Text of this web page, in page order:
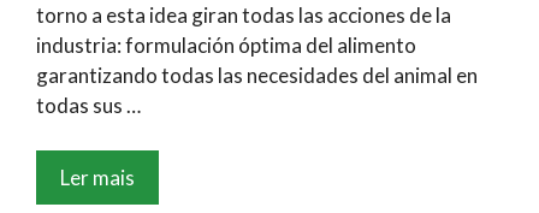
torno a esta idea giran todas las acciones de la
industria: formulación óptima del alimento
garantizando todas las necesidades del animal en
todas sus …
Ler mais